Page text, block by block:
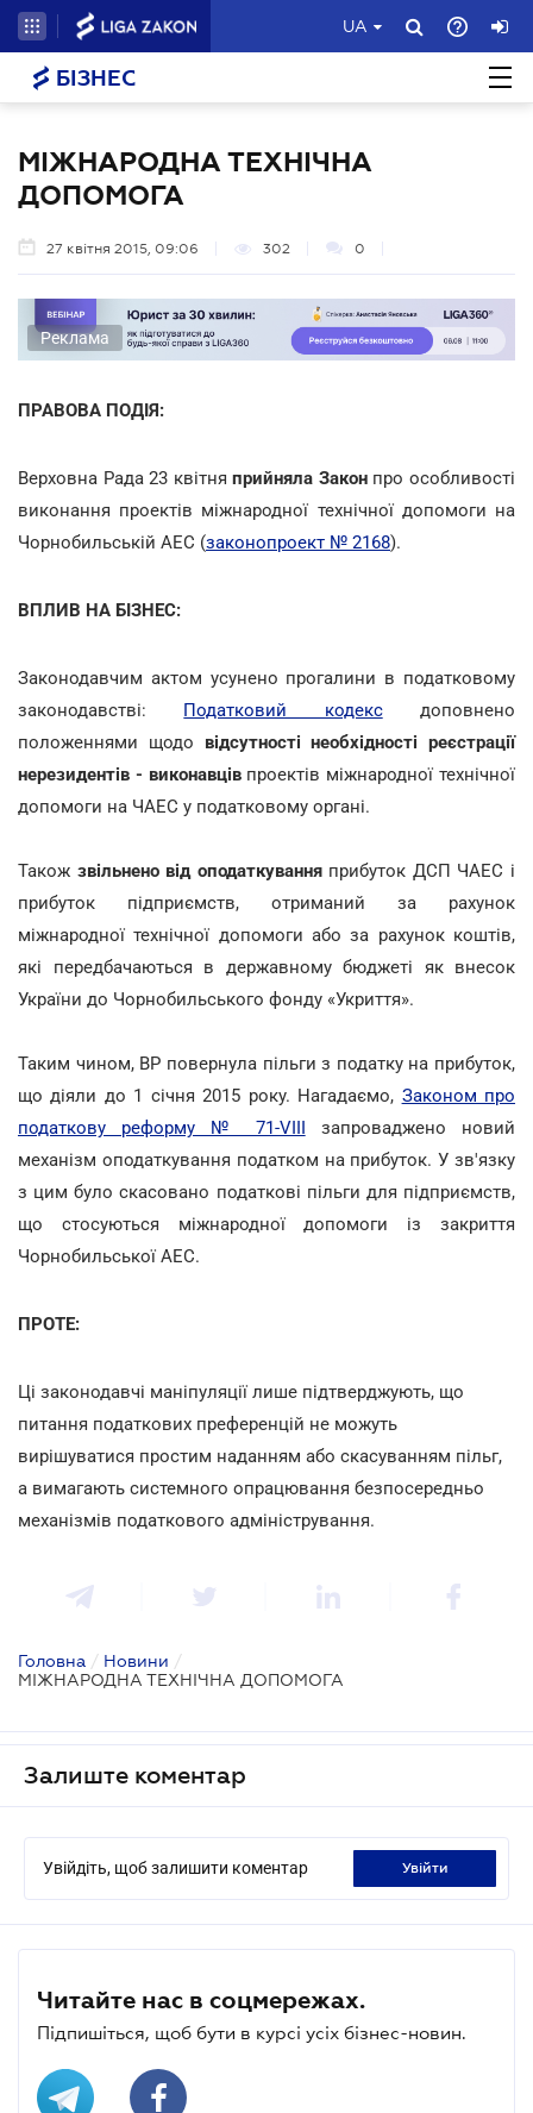
UA
БІЗНЕС
МІЖНАРОДНА ТЕХНІЧНА
ДОПОМОГА
27 квітня 2015, 09:06 302 0
Реклама
ПРАВОВА ПОДІЯ:
Верховна Рада 23 квітняприйняла Законпро особливості
виконання проектів міжнародної технічної допомоги на
Чорнобильській АЕС (законопроект № 2168).
ВПЛИВ НА БІЗНЕС:
Законодавчим актом усунено прогалини в податковому
законодавстві: Податковий кодексдоповнено
положеннями щодо відсутності необхідності реєстрації
нерезидентів - виконавцівпроектів міжнародної технічної
допомоги на ЧАЕС у податковому органі.
Також звільнено від оподаткуванняприбуток ДСП ЧАЕС і
прибуток підприємств, отриманий за рахунок
міжнародної технічної допомоги або за рахунок коштів,
які передбачаються в державному бюджеті як внесок
України до Чорнобильського фонду «Укриття».
Таким чином, ВР повернула пільги з податку на прибуток,
що діяли до 1 січня 2015 року. Нагадаємо, Законом про
податкову реформу № 71-VIII запроваджено новий
механізм оподаткування податком на прибуток. У зв'язку
з цим було скасовано податкові пільги для підприємств,
що стосуються міжнародної допомоги із закриття
Чорнобильської АЕС.
ПРОТЕ:
Ці законодавчі маніпуляції лише підтверджують, що
питання податкових преференцій не можуть
вирішуватися простим наданням або скасуванням пільг,
а вимагають системного опрацювання безпосередньо
механізмів податкового адміністрування.
Головна / Новини /
МІЖНАРОДНА ТЕХНІЧНА ДОПОМОГА
Залиште коментар
Увійдіть, щоб залишити коментар увійти
Читайте нас в соцмережах.
Підпишіться, щоб бути в курсі усіх бізнес-новин.